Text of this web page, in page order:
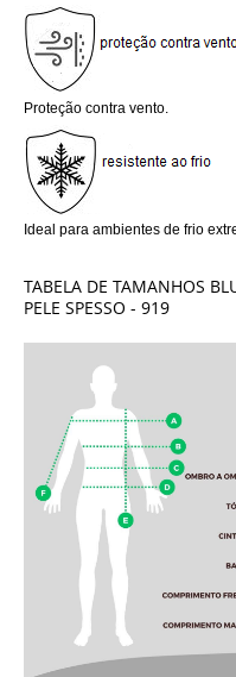
Proteção contra vento.
Ideal para ambientes de frio
TABELA DE TAMANHOS
PELE SPESSO - 919